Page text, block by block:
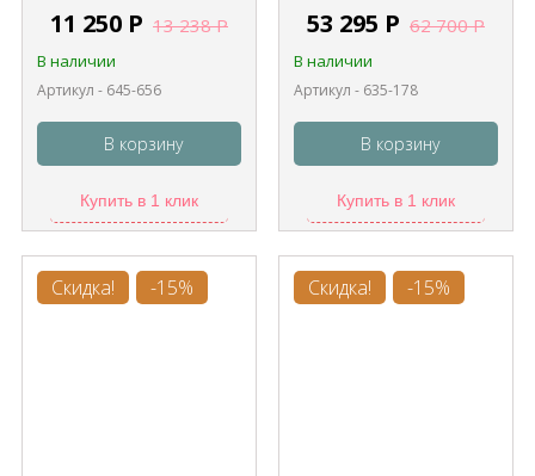
11 250 Р 13 238Р
В наличии
Артикул - 645-656
В корзину
Купить в 1 клик
53 295 Р 62 700Р
В наличии
Артикул - 635-178
В корзину
Купить в 1 клик
Скидка! -15% Скидка! -15%